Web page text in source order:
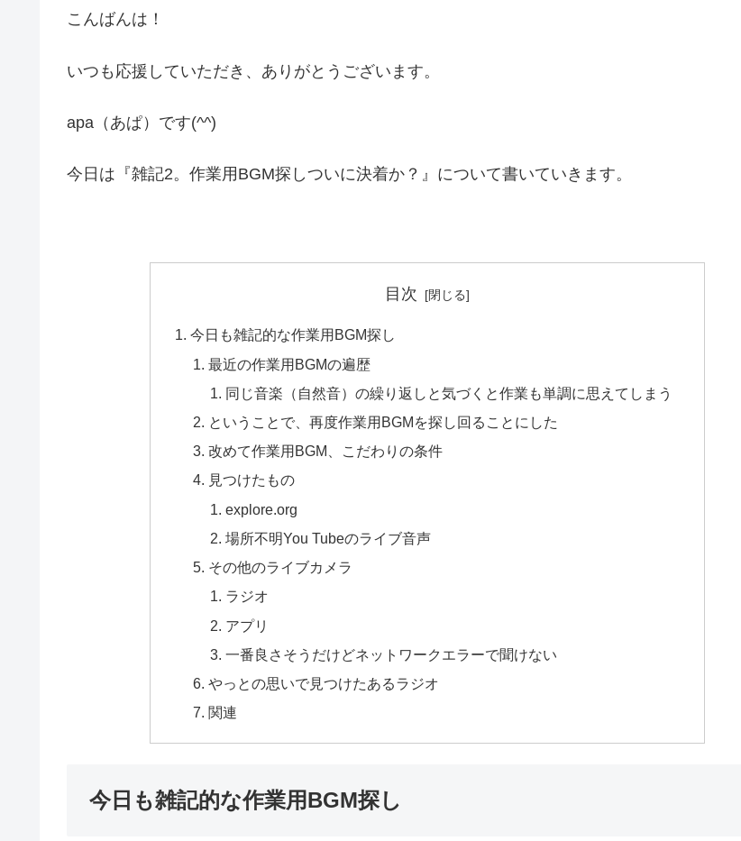
こんばんは！
いつも応援していただき、ありがとうございます。
apa（あぱ）です(^^)
今日は『雑記2。作業用BGM探しついに決着か？』について書いていきます。
目次
今日も雑記的な作業用BGM探し
最近の作業用BGMの遍歴
同じ音楽（自然音）の繰り返しと気づくと作業も単調に思えてしまう
ということで、再度作業用BGMを探し回ることにした
改めて作業用BGM、こだわりの条件
見つけたもの
explore.org
場所不明You Tubeのライブ音声
その他のライブカメラ
ラジオ
アプリ
一番良さそうだけどネットワークエラーで聞けない
やっとの思いで見つけたあるラジオ
関連
今日も雑記的な作業用BGM探し